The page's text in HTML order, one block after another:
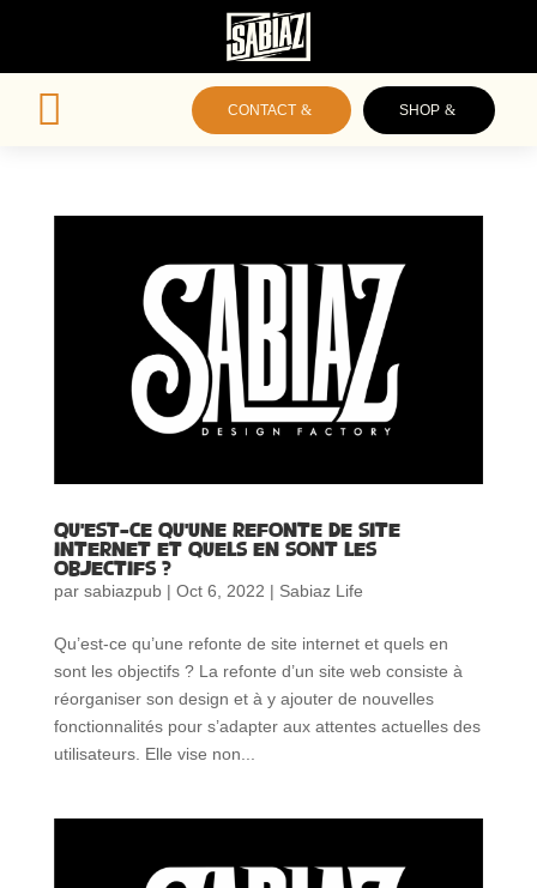
 CONTACT SHOP
Qu’est-ce qu’une refonte de site
internet et quels en sont les
objectifs ?
par sabiazpub| Oct 6, 2022 | Sabiaz Life
Qu’est-ce qu’une refonte de site internet et quels en
sont les objectifs ? La refonte d’un site web consiste à
réorganiser son design et à y ajouter de nouvelles
fonctionnalités pour s’adapter aux attentes actuelles des
utilisateurs. Elle vise non...